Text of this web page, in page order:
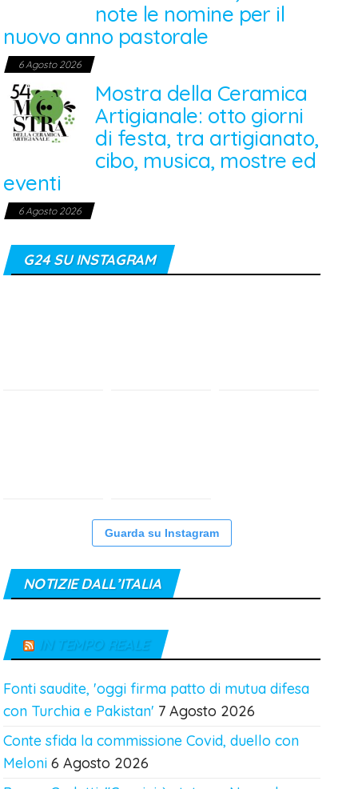
note le nomine per il
nuovo anno pastorale
6 Agosto 2026
Mostra della Ceramica
Artigianale: otto giorni
di festa, tra artigianato,
cibo, musica, mostre ed
eventi
6 Agosto 2026
G24 SU INSTAGRAM
Guarda su Instagram
NOTIZIE DALL’ITALIA
IN TEMPO REALE
Fonti saudite, 'oggi firma patto di mutua difesa
con Turchia e Pakistan' 7 Agosto 2026
Conte sfida la commissione Covid, duello con
Meloni 6 Agosto 2026